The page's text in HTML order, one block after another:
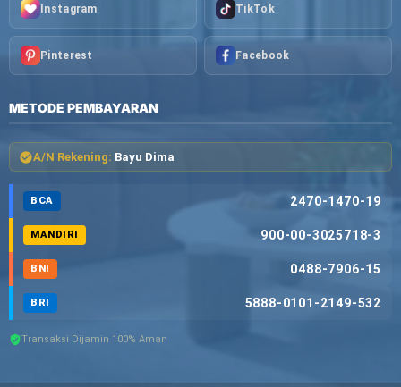
Instagram TikTok
Pinterest Facebook
METODE PEMBAYARAN
A/N Rekening: Bayu Dima
BCA 2470-1470-19
MANDIRI 900-00-3025718-3
BNI 0488-7906-15
BRI 5888-0101-2149-532
Transaksi Dijamin 100% Aman